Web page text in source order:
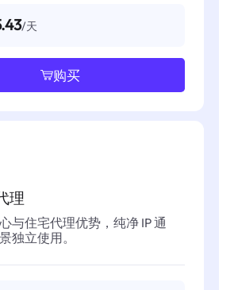
/天
购买
理
与住宅代理优势，纯净 IP 通
独立使用。